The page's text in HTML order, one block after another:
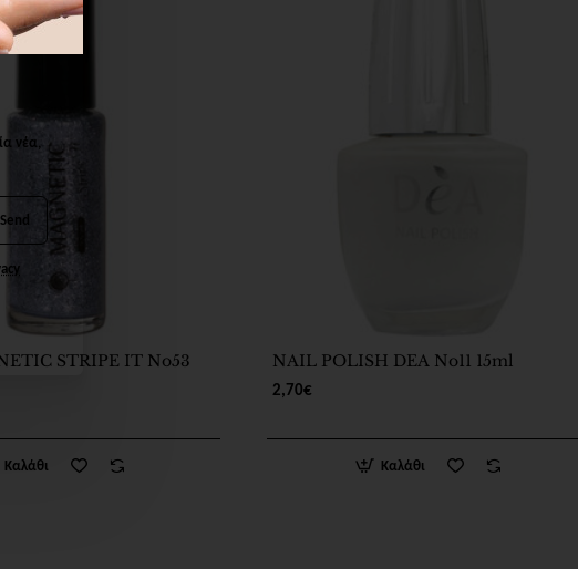
νέα,
Send
STRIPE IT No53
Καλάθι
NAIL POLISH DEA No11 15ml
2,70€
Καλάθι